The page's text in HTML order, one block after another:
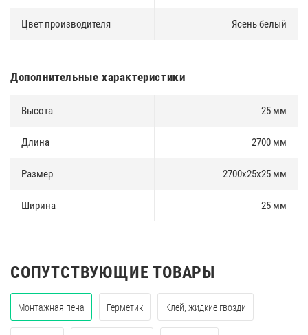
Цвет производителя Ясень белый
Дополнительные характеристики
Высота 25 мм
Длина 2700 мм
Размер 2700х25х25 мм
Ширина 25 мм
СОПУТСТВУЮЩИЕ ТОВАРЫ
Монтажная пена Герметик Клей, жидкие гвозди